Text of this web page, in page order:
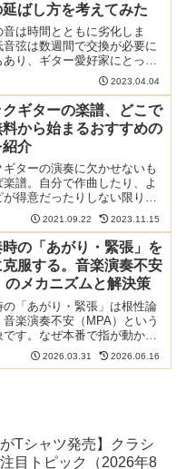
ばし方を考えてみた
音は時間とともに劣化しま
音弦は数週間で交換が必要に
り、ギター愛好家にとって
は悩みの種です。しかしなが
の低音弦がなぜ劣化するか考
ありますでしょうか？この記
以上前に発表さ...
2023.04.04
ギターの楽譜、どこで
から始まるおすすめの
紹介
ギターの演奏に欠かせないも
譜。自分で作曲したり、よ
が得意だったりしない限りは
と演奏を楽しむことはできま
な楽譜ですが、どこでどのよ
が良いのでしょうか？この記
料で手に入れる...
2021.09.22 2023.11.15
の「あがり・緊張」を
服する。音楽演奏不安
のメカニズムと解決策
の「あがり・緊張」は根性論
楽演奏不安（MPA）という
す。なぜ本番で指が動かな
、脳と身体のメカニズムを詳
認知行動療法やアレクサンダ
た。
2026.03.31 2026.06.16
がTシャツ発売】クラシ
目トピック（2026年8